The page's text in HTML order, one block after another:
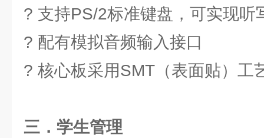
? 支持PS/2标准键盘，可实现听
? 配有模拟音频输入接口
? 核心板采用SMT（表面贴）工
三．学生管理